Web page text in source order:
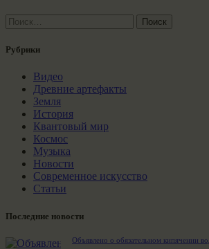
Найти:
Рубрики
Видео
Древние артефакты
Земля
История
Квантовый мир
Космос
Музыка
Новости
Современное искусство
Статьи
Последние новости
Объявлено о обязательном кипячении